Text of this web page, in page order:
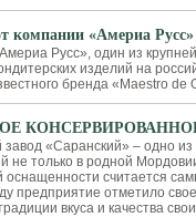
компании «Америа Русс»
Русс», один из
изделий на
бренда «Maestro de
завод «Саранский» – одно
не только в родной
оснащенности считается
предприятие отметило
вкуса и качества